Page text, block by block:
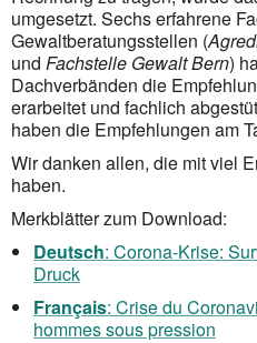
umgesetzt. Sechs erfahrene
Gewaltberatungsstellen (
und Fachstelle Gewalt Bern)
Dachverbänden die
erarbeitet und fachlich
haben die Empfehlungen am
Wir danken allen, die mit viel
haben.
Merkblätter zum Download:
Deutsch: Corona-Krise:
Druck
Français: Crise du
hommes sous pression